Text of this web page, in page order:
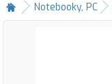
Notebooky, PC